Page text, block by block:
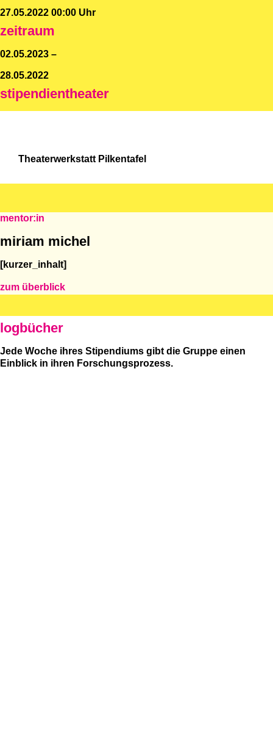
27.05.2022 00:00 Uhr
zeitraum
02.05.2023 –
28.05.2022
stipendientheater
Theaterwerkstatt Pilkentafel
mentor:in
miriam michel
[kurzer_inhalt]
zum überblick
logbücher
Jede Woche ihres Stipendiums gibt die Gruppe einen
Einblick in ihren Forschungsprozess.